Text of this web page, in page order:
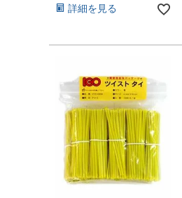
詳細を見る